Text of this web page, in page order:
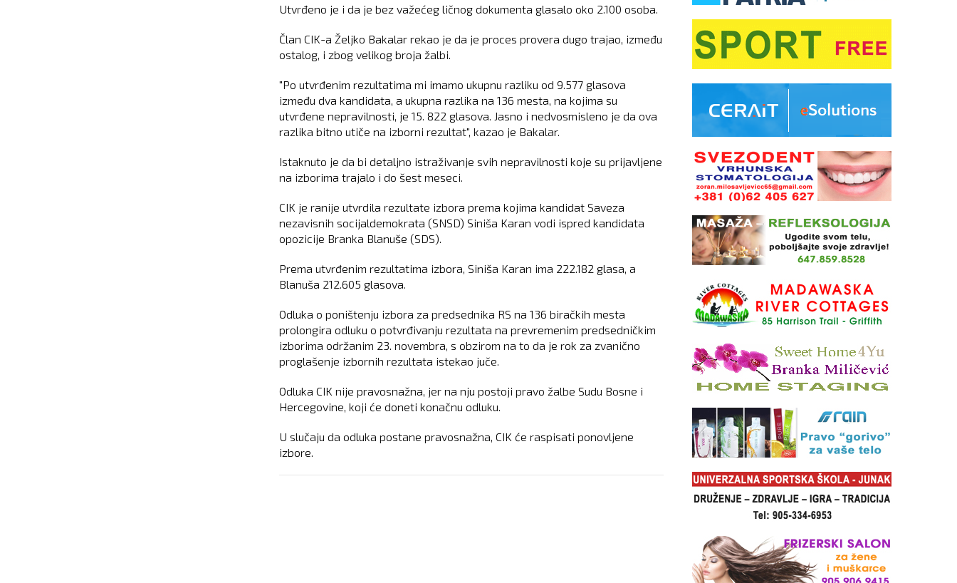
Utvrđeno je i da je bez važećeg ličnog dokumenta glasalo oko 2.100 osoba.
Član CIK-a Željko Bakalar rekao je da je proces provera dugo trajao, između
ostalog, i zbog velikog broja žalbi.
"Po utvrđenim rezultatima mi imamo ukupnu razliku od 9.577 glasova
između dva kandidata, a ukupna razlika na 136 mesta, na kojima su
utvrđene nepravilnosti, je 15. 822 glasova. Jasno i nedvosmisleno je da ova
razlika bitno utiče na izborni rezultat", kazao je Bakalar.
Istaknuto je da bi detaljno istraživanje svih nepravilnosti koje su prijavljene
na izborima trajalo i do šest meseci.
CIK je ranije utvrdila rezultate izbora prema kojima kandidat Saveza
nezavisnih socijaldemokrata (SNSD) Siniša Karan vodi ispred kandidata
opozicije Branka Blanuše (SDS).
Prema utvrđenim rezultatima izbora, Siniša Karan ima 222.182 glasa, a
Blanuša 212.605 glasova.
Odluka o poništenju izbora za predsednika RS na 136 biračkih mesta
prolongira odluku o potvrđivanju rezultata na prevremenim predsedničkim
izborima održanim 23. novembra, s obzirom na to da je rok za zvanično
proglašenje izbornih rezultata istekao juče.
Odluka CIK nije pravosnažna, jer na nju postoji pravo žalbe Sudu Bosne i
Hercegovine, koji će doneti konačnu odluku.
U slučaju da odluka postane pravosnažna, CIK će raspisati ponovljene
izbore.